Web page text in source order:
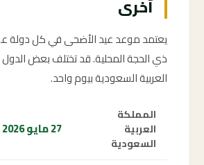
أخرى
يعتمد موعد عيد الأضحى في كل دولة
ذي الحجة المحلية. قد تختلف بعض
العربية السعودية بيوم واحد.
المملكة
العربية
السعودية
27 مايو 2026